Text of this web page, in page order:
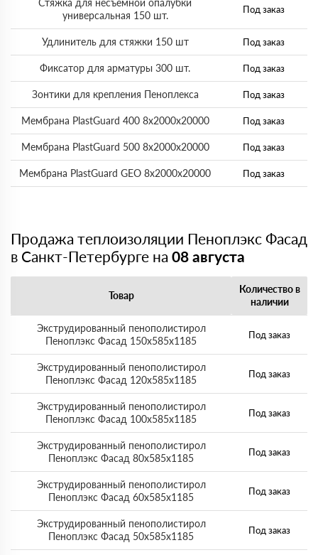
универсальная 150 шт.
Под заказ
Удлинитель для стяжки 150 шт Под заказ
Фиксатор для арматуры 300 шт. Под заказ
Зонтики для крепления Пеноплекса Под заказ
Мембрана PlastGuard 400 8х2000х20000 Под заказ
Мембрана PlastGuard 500 8х2000х20000 Под заказ
Мембрана PlastGuard GEO 8х2000х20000 Под заказ
Продажа теплоизоляции Пеноплэкс Фасад
в Санкт-Петербурге на 08 августа
Товар
Количество в
наличии
Экструдированный пенополистирол
Пеноплэкс Фасад 150х585х1185
Под заказ
Экструдированный пенополистирол
Пеноплэкс Фасад 120х585х1185
Под заказ
Экструдированный пенополистирол
Пеноплэкс Фасад 100х585х1185
Под заказ
Экструдированный пенополистирол
Пеноплэкс Фасад 80х585х1185
Под заказ
Экструдированный пенополистирол
Пеноплэкс Фасад 60х585х1185
Под заказ
Экструдированный пенополистирол
Пеноплэкс Фасад 50х585х1185
Под заказ